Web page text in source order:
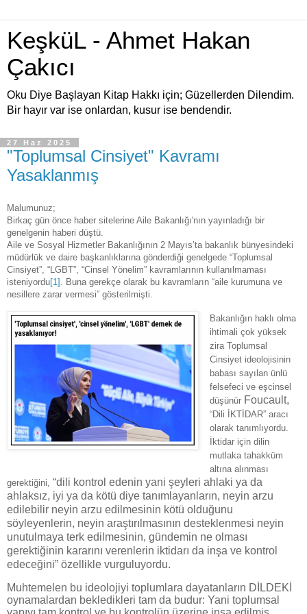
KeşküL - Ahmet Hakan
Çakıcı
Oku Diye Başlayan Kitap Hakkı için; Güzellerden Dilendim.
Bir hayır var ise onlardan, kusur ise bendendir.
27 Haz 2025
"Toplumsal Cinsiyet" Kavramı
Yasaklanmış
Malumunuz;
Birkaç gün önce haber sitelerine Aile Bakanlığı'nın yayınladığı bir
genelgenin haberi düştü.
Aile ve Sosyal Hizmetler Bakanlığının 2 Mayıs’ta bakanlık bünyesindeki
müdürlük ve daire başkanlıklarına gönderdiği genelgede “Toplumsal
Cinsiyet”, “LGBT”, “Cinsel Yönelim” kavramlarının kullanılmaması
isteniyordu[1]
. Buna gerekçe olarak bu kavramların “aile kurumuna ve
nesillere zarar vermesi” gösterilmişti.
Bakanlığın haklı olma
ihtimali çok yüksek
zira Toplumsal
Cinsiyet ideolojisinin
babası sayılan ünlü
felsefeci ve eşcinsel
düşünür Foucault,
“Dili İKTİDAR” aracı
olarak tanımlıyordu.
İktidar için dilin
mutlaka tahakküm
altına alınması
gerektiğini, “dili kontrol edenin yani şeyleri ahlaki ya da
ahlaksız, iyi ya da kötü diye tanımlayanların, neyin arzu
edilebilir neyin arzu edilmesinin kötü olduğunu
söyleyenlerin, neyin araştırılmasının desteklenmesi neyin
unutulmaya terk edilmesinin, gündemin ne olması
gerektiğinin kararını verenlerin iktidarı da inşa ve kontrol
edeceğini” özellikle vurguluyordu.
Muhtemelen bu ideolojiyi toplumlara dayatanların DİLDEKİ
oynamalardan bekledikleri tam da budur: Yani toplumsal